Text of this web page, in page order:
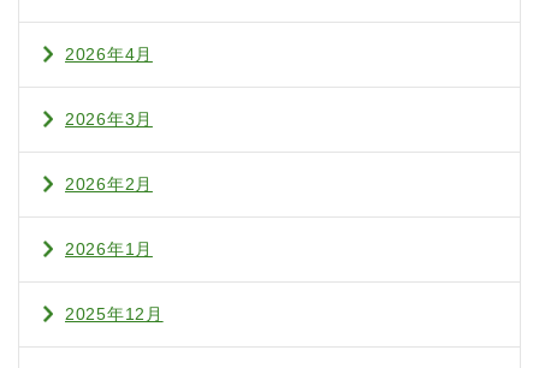
2026年4月
2026年3月
2026年2月
2026年1月
2025年12月